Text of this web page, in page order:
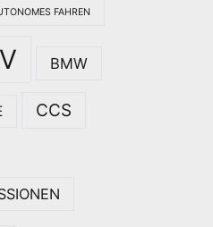
FAHREN
BMW
CCS